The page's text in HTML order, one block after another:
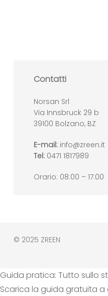
Contatti
Norsan Srl
Via Innsbruck 29 b
39100 Bolzano, BZ
E-mail: info@zreen.it
Tel: 0471 1817989
Orario: 08:00 – 17:00
© 2025 ZREEN
Guida pratica: Tutto sullo
Scarica la guida gratuita a